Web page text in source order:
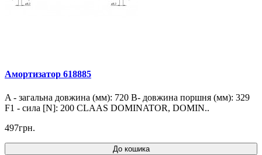
Амортизатор 618885
A - загальна довжина (мм): 720 B- довжина поршня (мм): 329
F1 - сила [N]: 200 CLAAS DOMINATOR, DOMIN..
497грн.
До кошика